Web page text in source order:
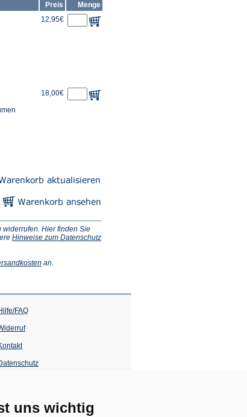
uns wichtig
Preis
Menge
12,95€
18,00€
Hier finden Sie
Hinweise zum Datenschutz
(Öffnet
Tab)
an.
FAQ